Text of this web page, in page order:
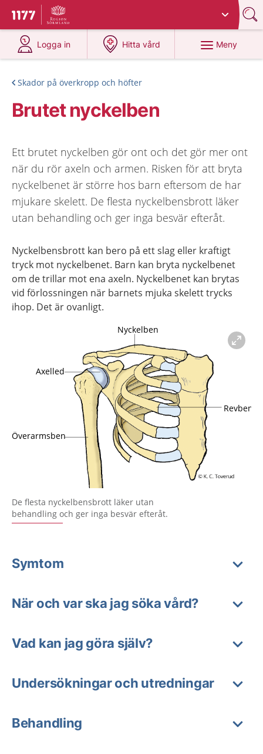
Till startsidan för 1177
Du har valt region
Logga in
på 1177.se
Hitta vård
på 1177.se
Meny
Skador på överkropp och höfter
Brutet nyckelben
Ett brutet nyckelben gör ont och det gör mer ont
när du rör axeln och armen. Risken för att bryta
nyckelbenet är större hos barn eftersom de har
mjukare skelett. De flesta nyckelbensbrott läker
utan behandling och ger inga besvär efteråt.
Nyckelbensbrott kan bero på ett slag eller kraftigt
tryck mot nyckelbenet. Barn kan bryta nyckelbenet
om de trillar mot ena axeln. Nyckelbenet kan brytas
vid förlossningen när barnets mjuka skelett trycks
ihop. Det är ovanligt.
Förstora bilden
De flesta nyckelbensbrott läker utan
behandling och ger inga besvär efteråt.
Symtom
När och var ska jag söka vård?
Vad kan jag göra själv?
Undersökningar och utredningar
Behandling